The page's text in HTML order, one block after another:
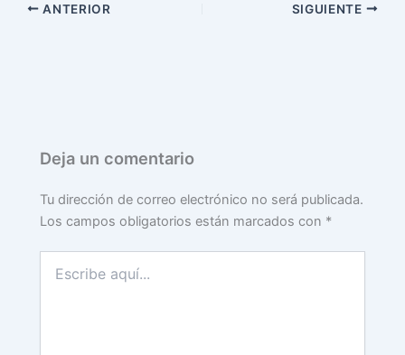
ANTERIOR SIGUIENTE
Deja un comentario
Tu dirección de correo electrónico no será publicada.
Los campos obligatorios están marcados con *
aquí...